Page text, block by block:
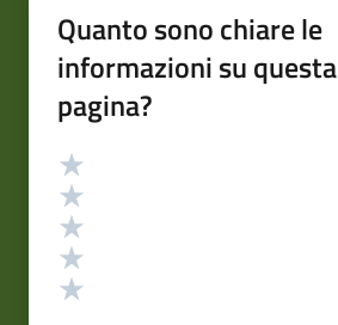
Quanto sono chiare le
informazioni su questa
pagina?
Valutazione